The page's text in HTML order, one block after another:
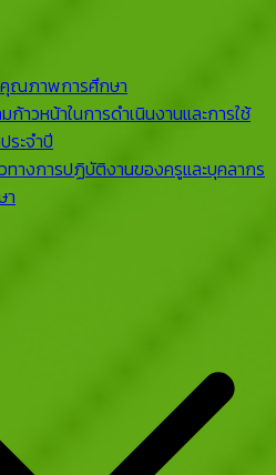
ณภาพการศึกษา
ก้าวหน้าในการดําเนินงานและการใช้
ระจําปี
ทางการปฏิบัติงานของครูและบุคลากร
า